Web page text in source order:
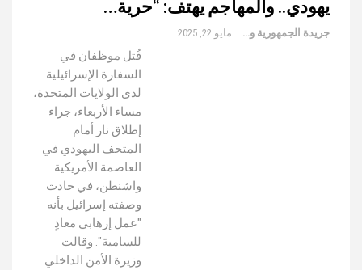
يهودي.. والمهاجم يهتف: “حرية…
جريدة الجمهورية والعالم مايو 22, 2025
قُتل موظفان في
السفارة الإسرائيلية
لدى الولايات المتحدة،
مساء الأربعاء، جراء
إطلاق نار أمام
المتحف اليهودي في
العاصمة الأمريكية
واشنطن، في حادث
وصفته إسرائيل بأنه
"عمل إرهابي معادٍ
للسامية". وقالت
وزيرة الأمن الداخلي